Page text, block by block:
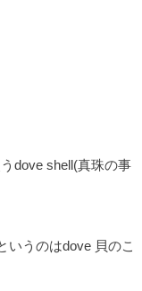
dove shell(真珠の事
いうのはdove 貝のこ